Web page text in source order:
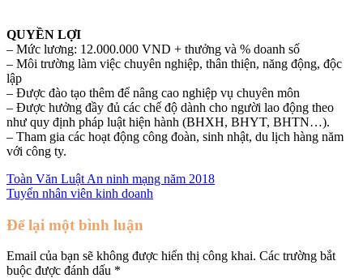
QUYỀN LỢI
– Mức lương: 12.000.000 VND + thưởng và % doanh số
– Môi trường làm việc chuyên nghiệp, thân thiện, năng động, độc
lập
– Được đào tạo thêm để nâng cao nghiệp vụ chuyên môn
– Được hưởng đầy đủ các chế độ dành cho người lao động theo
như quy định pháp luật hiện hành (BHXH, BHYT, BHTN…).
– Tham gia các hoạt động công đoàn, sinh nhật, du lịch hàng năm
với công ty.
Toàn Văn Luật An ninh mạng năm 2018
Tuyển nhân viên kinh doanh
Để lại một bình luận
Email của bạn sẽ không được hiển thị công khai. Các trường bắt
buộc được đánh dấu *